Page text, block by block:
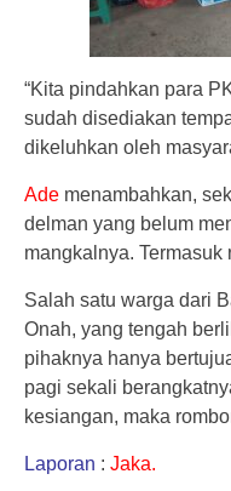
“Kita pindahkan para
sudah disediakan
dikeluhkan oleh
Ade menambahkan,
delman yang belum
mangkalnya.
Salah satu warga dari
Onah, yang tengah
pihaknya hanya
pagi sekali
kesiangan, maka
Laporan : Jaka.